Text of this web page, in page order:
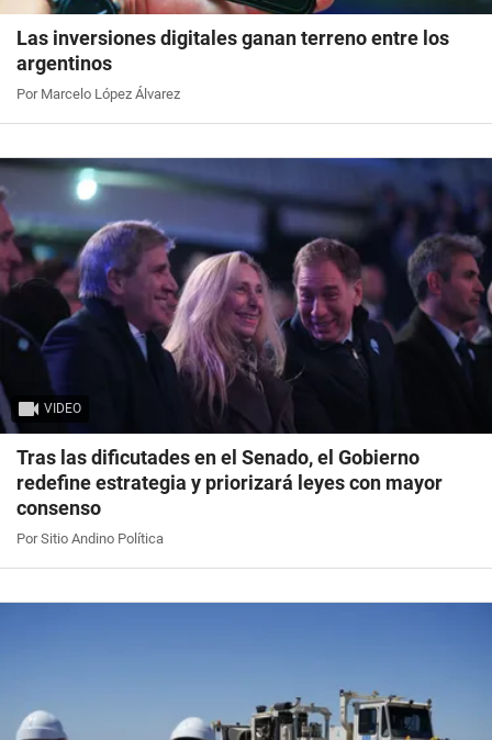
Las inversiones digitales ganan terreno entre los
argentinos
Por Marcelo López Álvarez
VIDEO
Tras las dificutades en el Senado, el Gobierno
redefine estrategia y priorizará leyes con mayor
consenso
Por Sitio Andino Política